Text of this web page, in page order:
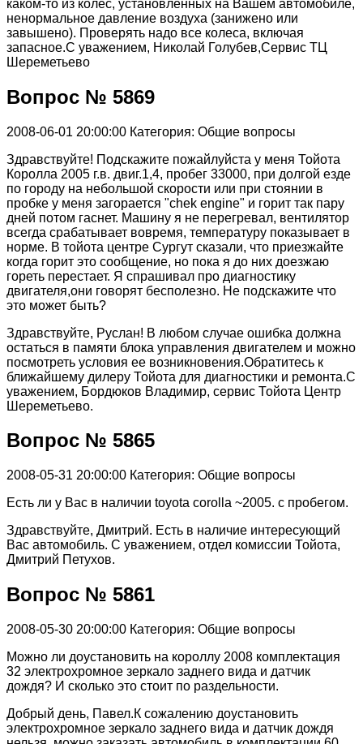
каком-то из колес, установленных на Вашем автомобиле,
ненормальное давление воздуха (занижено или
завышено). Проверять надо все колеса, включая
запасное.С уважением, Николай Голубев,Сервис ТЦ
Шереметьево
Вопрос № 5869
2008-06-01 20:00:00 Категория: Общие вопросы
Здравствуйте! Подскажите пожайлуйста у меня Тойота
Королла 2005 г.в. двиг.1,4, пробег 33000, при долгой езде
по городу на небольшой скорости или при стоянии в
пробке у меня загорается "chek engine" и горит так пару
дней потом гаснет. Машину я не перегревал, вентилятор
всегда срабатывает вовремя, температуру показывает в
норме. В тойота центре Сургут сказали, что приезжайте
когда горит это сообщение, но пока я до них доезжаю
гореть перестает. Я спрашивал про диагностику
двигателя,они говорят бесполезно. Не подскажите что
это может быть?
Здравствуйте, Руслан! В любом случае ошибка должна
остаться в памяти блока управления двигателем и можно
посмотреть условия ее возникновения.Обратитесь к
ближайшему дилеру Тойота для диагностики и ремонта.С
уважением, Бордюков Владимир, сервис Тойота Центр
Шереметьево.
Вопрос № 5865
2008-05-31 20:00:00 Категория: Общие вопросы
Есть ли у Вас в наличии toyota corolla ~2005. с пробегом.
Здравствуйте, Дмитрий. Есть в наличие интересующий
Вас автомобиль. С уважением, отдел комиссии Тойота,
Дмитрий Петухов.
Вопрос № 5861
2008-05-30 20:00:00 Категория: Общие вопросы
Можно ли доустановить на короллу 2008 комплектация
32 электрохромное зеркало заднего вида и датчик
дождя? И сколько это стоит по раздельности.
Добрый день, Павел.К сожалению доустановить
электрохромное зеркало заднего вида и датчик дождя